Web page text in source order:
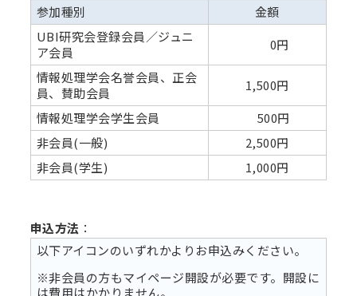
参加種別
金額
UBI研究会登録会員／ジュニ
ア会員
0円
情報処理学会名誉会員、正会
員、賛助会員
1,500円
情報処理学会学生会員
500円
非会員(一般)
2,500円
非会員(学生)
1,000円
申込方法 ：
以下アイコンのいずれかよりお申込みください。
※非会員の方もマイページ開設が必要です。開設に
は費用はかかりません。